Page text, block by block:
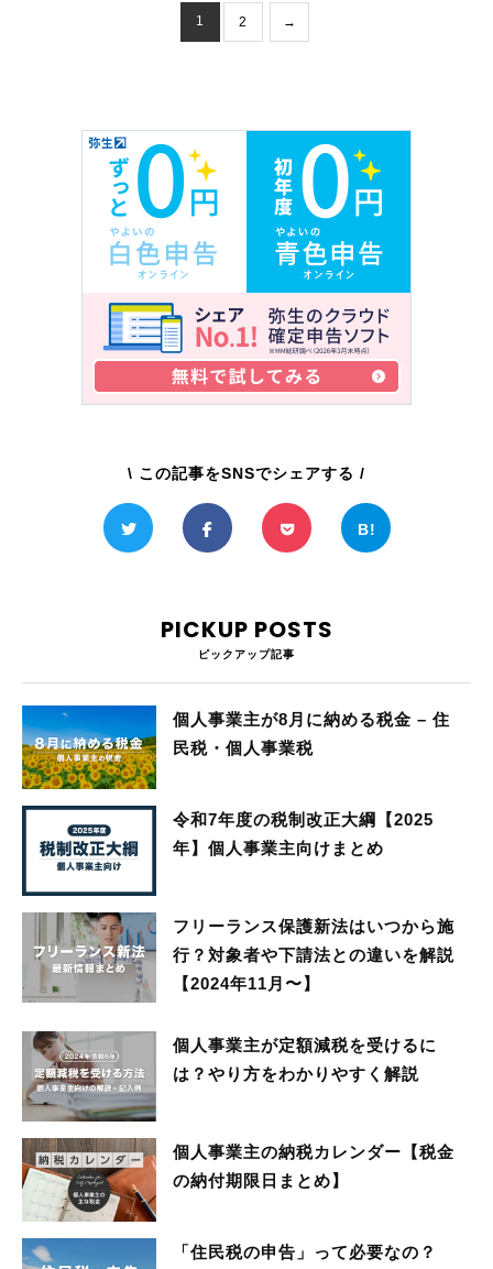
1 2 →
\ この記事をSNSでシェアする /
PICKUP POSTS
ピックアップ記事
個人事業主が8月に納める税金 – 住
民税・個人事業税
令和7年度の税制改正大綱【2025
年】個人事業主向けまとめ
フリーランス保護新法はいつから施
行？対象者や下請法との違いを解説
【2024年11月〜】
個人事業主が定額減税を受けるに
は？やり方をわかりやすく解説
個人事業主の納税カレンダー【税金
の納付期限日まとめ】
「住民税の申告」って必要なの？